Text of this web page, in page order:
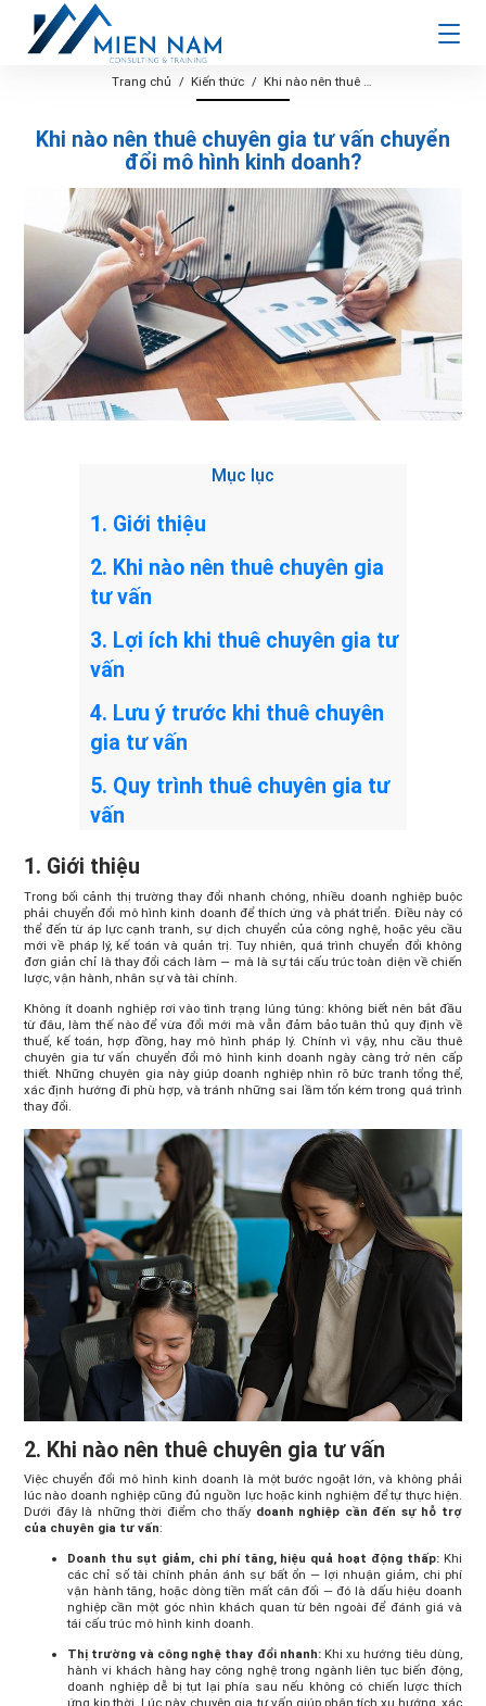
Trang chủ Kiến thức Khi nào nên thuê chuyên gia tư vấn chuyển đổi mô hình kinh doanh?
Khi nào nên thuê chuyên gia tư vấn chuyển
đổi mô hình kinh doanh?
Mục lục
1. Giới thiệu
2. Khi nào nên thuê chuyên gia
tư vấn
3. Lợi ích khi thuê chuyên gia tư
vấn
4. Lưu ý trước khi thuê chuyên
gia tư vấn
5. Quy trình thuê chuyên gia tư
vấn
1. Giới thiệu
Trong bối cảnh thị trường thay đổi nhanh chóng, nhiều doanh nghiệp buộc
phải chuyển đổi mô hình kinh doanh để thích ứng và phát triển. Điều này có
thể đến từ áp lực cạnh tranh, sự dịch chuyển của công nghệ, hoặc yêu cầu
mới về pháp lý, kế toán và quản trị. Tuy nhiên, quá trình chuyển đổi không
đơn giản chỉ là thay đổi cách làm — mà là sự tái cấu trúc toàn diện về chiến
lược, vận hành, nhân sự và tài chính.
Không ít doanh nghiệp rơi vào tình trạng lúng túng: không biết nên bắt đầu
từ đâu, làm thế nào để vừa đổi mới mà vẫn đảm bảo tuân thủ quy định về
thuế, kế toán, hợp đồng, hay mô hình pháp lý. Chính vì vậy, nhu cầu thuê
chuyên gia tư vấn chuyển đổi mô hình kinh doanh ngày càng trở nên cấp
thiết. Những chuyên gia này giúp doanh nghiệp nhìn rõ bức tranh tổng thể,
xác định hướng đi phù hợp, và tránh những sai lầm tốn kém trong quá trình
thay đổi.
2. Khi nào nên thuê chuyên gia tư vấn
Việc chuyển đổi mô hình kinh doanh là một bước ngoặt lớn, và không phải
lúc nào doanh nghiệp cũng đủ nguồn lực hoặc kinh nghiệm để tự thực hiện.
Dưới đây là những thời điểm cho thấy doanh nghiệp cần đến sự hỗ trợ
của chuyên gia tư vấn:
Doanh thu sụt giảm, chi phí tăng, hiệu quả hoạt động thấp:Khi
các chỉ số tài chính phản ánh sự bất ổn — lợi nhuận giảm, chi phí
vận hành tăng, hoặc dòng tiền mất cân đối — đó là dấu hiệu doanh
nghiệp cần một góc nhìn khách quan từ bên ngoài để đánh giá và
tái cấu trúc mô hình kinh doanh.
Thị trường và công nghệ thay đổi nhanh:Khi xu hướng tiêu dùng,
hành vi khách hàng hay công nghệ trong ngành liên tục biến động,
doanh nghiệp dễ bị tụt lại phía sau nếu không có chiến lược thích